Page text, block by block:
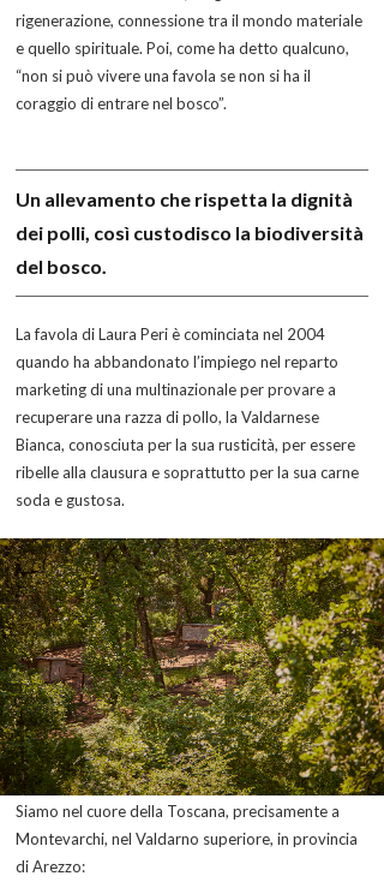
rigenerazione, connessione tra il mondo materiale
e quello spirituale. Poi, come ha detto qualcuno,
“non si può vivere una favola se non si ha il
coraggio di entrare nel bosco”.
Un allevamento che rispetta la dignità
dei polli, così custodisco la biodiversità
del bosco.
La favola di Laura Peri è cominciata nel 2004
quando ha abbandonato l’impiego nel reparto
marketing di una multinazionale per provare a
recuperare una razza di pollo, la Valdarnese
Bianca, conosciuta per la sua rusticità, per essere
ribelle alla clausura e soprattutto per la sua carne
soda e gustosa.
Siamo nel cuore della Toscana, precisamente a
Montevarchi, nel Valdarno superiore, in provincia
di Arezzo: